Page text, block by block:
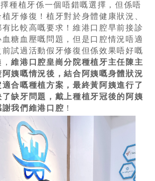
種植牙係一個唔錯嘅選擇，但係唔
牙修復！植牙對於身體健康狀況、
比較高嘅要求！維港口腔早前接診
糖血壓嘅問題，但是口腔情況唔適
試過活動假牙修復但係效果唔好嘅
維港口腔皇崗分院種植牙主任陳主
姨嘅情況後，結合阿姨嘅身體狀況
合嘅種植方案，最終黃阿姨進行了
缺牙問題，戴上種植牙冠後的阿姨
我們維港口腔 ！